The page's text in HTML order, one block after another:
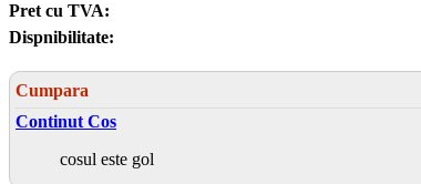
Pret cu TVA:
Dispnibilitate:
Cumpara
Continut Cos
cosul este gol